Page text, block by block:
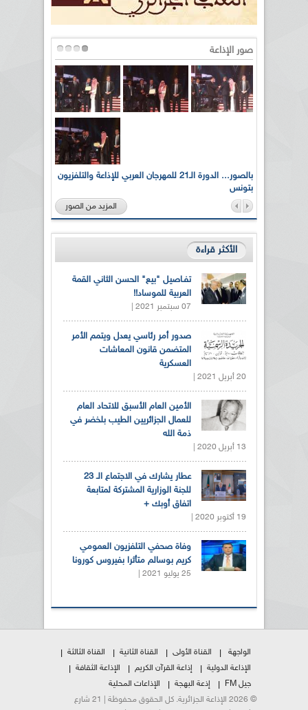
صور الإذاعة
بالصور... الدورة الـ21 للمهرجان العربي للإذاعة والتلفزيون
بتونس
المزيد من الصور
الأكثر قراءة
تفـاصيل "بيع" الحسن الثاني القمة
العربية للموساد!!
07 سبتمبر 2021 |
صدور أمر رئاسي يعدل ويتمم الأمر
المتضمن قانون المعاشات
العسكرية
20 أبريل 2021 |
الأمين العام الأسبق للاتحاد العام
للعمال الجزائريين الطيب بلخضر في
ذمة الله
13 أبريل 2020 |
عطار يشارك في الاجتماع الـ 23
للجنة الوزارية المشتركة لمتابعة
اتفاق أوبك +
19 أكتوبر 2020 |
وفاة صحفي التلفزيون العمومي
كريم بوسالم متأثرا بفيروس كورونا
25 يوليو 2021 |
الواجهة القناة الأولى القناة الثانية
القناة الثالثة
الإذاعة الدولية
إذاعة القرآن الكريم
الإذاعة الثقافة
جيل FM
إذعة البهجة
الإذاعات المحلية
© 2026 الإذاعة الجزائرية. كل الحقوق محفوظة | 21 شارع